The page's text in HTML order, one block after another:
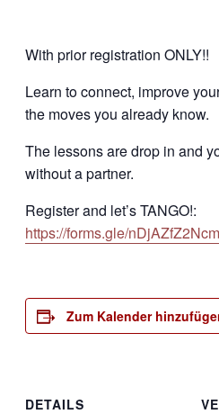
With prior registration ONLY!!
Learn to connect, improve
the moves you already know.
The lessons are drop in and
without a partner.
Register and let’s TANGO!:
https://forms.gle/
Zum Kalender
DETAILS